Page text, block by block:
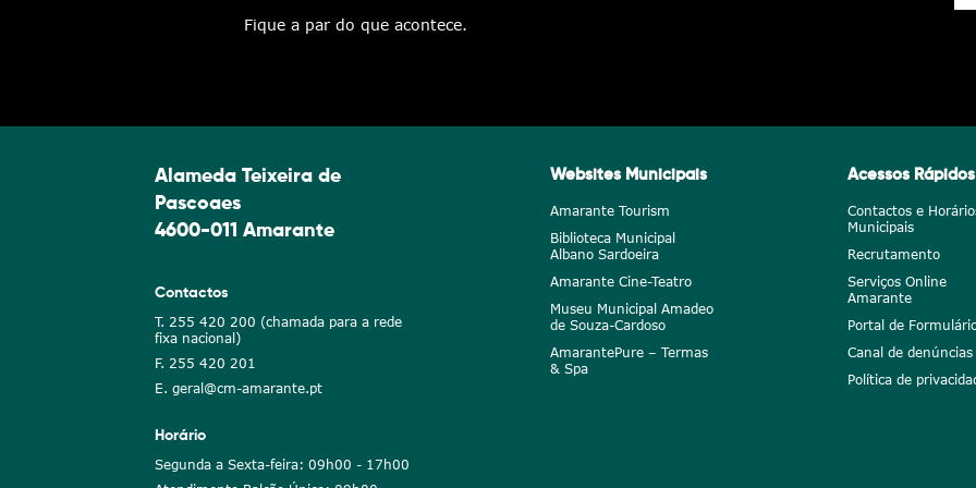
Fique a par do que acontece.
Alameda Teixeira de
Pascoaes
4600-011 Amarante
Contactos
T. 255 420 200 (chamada para a rede
fixa nacional)
F. 255 420 201
E. geral@cm-amarante.pt
Horário
Segunda a Sexta-feira: 09h00 - 17h00
Websites Municipais
Amarante Tourism
Biblioteca Municipal
Albano Sardoeira
Amarante Cine-Teatro
Museu Municipal Amadeo
de Souza-Cardoso
AmarantePure – Termas
& Spa
Acessos Rápidos
Contactos e
Municipais
Recrutamento
Serviços Online
Amarante
Portal de
Canal de denúncias
Política de